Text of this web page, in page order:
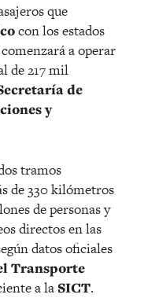
que
con los estados
comenzará a operar
de 217 mil
de
y
tramos
de 330 kilómetros
de personas y
directos en las
datos oficiales
Transporte
a la SICT.